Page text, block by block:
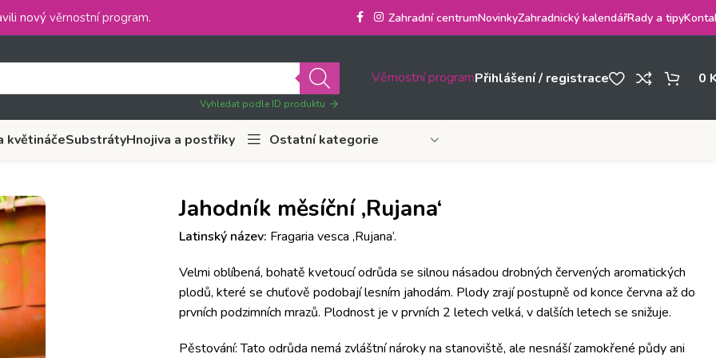
nový věrnostní program. Zahradní centrumNovinkyZahradnický kalendářRady a tipy
Vyhledat podle ID produktu
Věrnostní programPřihlášení / registrace 0
květináčeSubstrátyHnojiva a postřiky
Ostatní kategorie
Jahodník měsíční ‚Rujana‘
Latinský název: Fragaria vesca ‚Rujana‘.
Velmi oblíbená, bohatě kvetoucí odrůda se silnou násadou drobných červených aromatických
plodů, které se chuťově podobají lesním jahodám. Plody zrají postupně od konce června až do
prvních podzimních mrazů. Plodnost je v prvních 2 letech velká, v dalších letech se snižuje.
Pěstování: Tato odrůda nemá zvláštní nároky na stanoviště, ale nesnáší zamokřené půdy ani